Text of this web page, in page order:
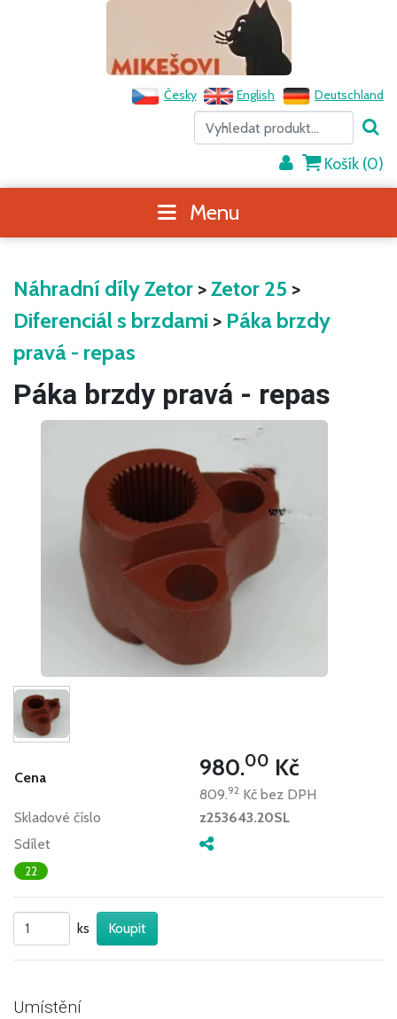
Česky English Deutschland
Košík (0)
Menu
Náhradní díly Zetor >Zetor 25 >
Diferenciál s brzdami > Páka brzdy
pravá - repas
Páka brzdy pravá - repas
Cena 980.00 Kč
809.92 Kč bez DPH
Skladové číslo
z253643.20SL
Sdílet
22
ks
Umístění